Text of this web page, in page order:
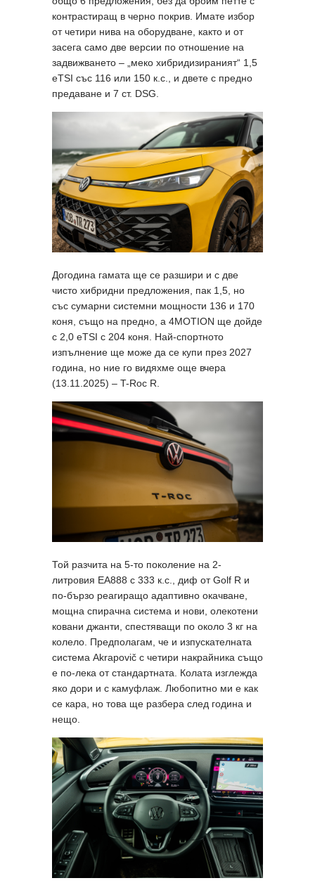
контрастиращ в черно покрив. Имате избор
от четири нива на оборудване, както и от
засега само две версии по отношение на
задвижването – „меко хибридизираният“ 1,5
еTSI със 116 или 150 к.с., и двете с предно
предаване и 7 ст. DSG.
Догодина гамата ще се разшири и с две
чисто хибридни предложения, пак 1,5, но
със сумарни системни мощности 136 и 170
коня, също на предно, а 4MOTION ще дойде
с 2,0 еTSI с 204 коня. Най-спортното
изпълнение ще може да се купи през 2027
година, но ние го видяхме още вчера
(13.11.2025) – T-Roc R.
Той разчита на 5-то поколение на 2-
литровия EA888 с 333 к.с., диф от Golf R и
по-бързо реагиращо адаптивно окачване,
мощна спирачна система и нови, олекотени
ковани джанти, спестяващи по около 3 кг на
колело. Предполагам, че и изпускателната
система Akrapovič с четири накрайника също
е по-лека от стандартната. Колата изглежда
яко дори и с камуфлаж. Любопитно ми е как
се кара, но това ще разбера след година и
нещо.